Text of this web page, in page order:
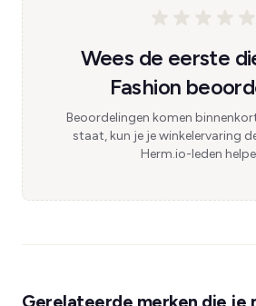
Wees de eerste
Fashion
Beoordelingen komen
staat, kun je je winkelervaring
Herm.io-leden
Gerelateerde merken die je